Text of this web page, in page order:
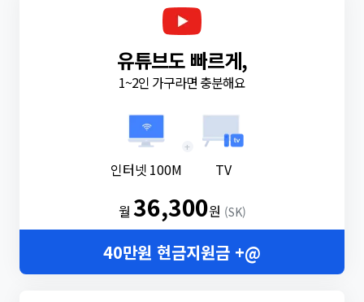
유튜브도 빠르게,
1~2인 가구라면 충분해요
인터넷 100M
+
TV
월36,300원 (SK)
40만원 현금지원금 +@